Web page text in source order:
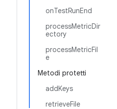
onTestRunEnd
processMetricDir
ectory
processMetricFil
e
Metodi protetti
addKeys
retrieveFile